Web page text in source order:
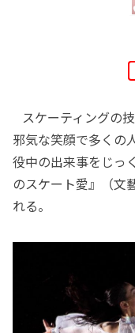
スケーティングの
邪気な笑顔で多くの
役中の出来事をじっ
のスケート愛』（文
れる。